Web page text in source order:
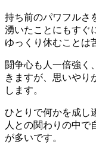
持ち前のパワフルさ
湧いたことにもすぐ
ゆっくり休むことは
闘争心も人一倍強く
きますが、思いやり
します。
ひとりで何かを成し
人との関わりの中で
が多いです。